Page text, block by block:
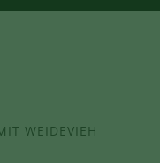
WEIDEVIEH